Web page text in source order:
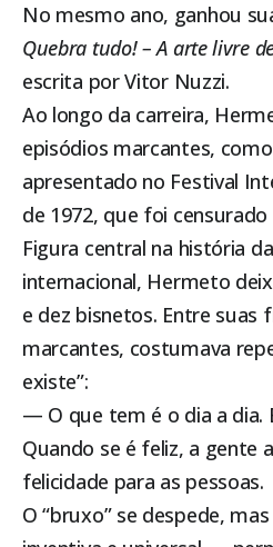
No mesmo ano, ganhou
Quebra tudo! – A arte livre
escrita por Vitor Nuzzi.
Ao longo da carreira,
episódios marcantes,
apresentado no Festival
de 1972, que foi
Figura central na história
internacional, Hermeto
e dez bisnetos. Entre suas
marcantes, costumava
existe”:
— O que tem é o dia a dia.
Quando se é feliz, a gente
felicidade para as pessoas.
O “bruxo” se despede,